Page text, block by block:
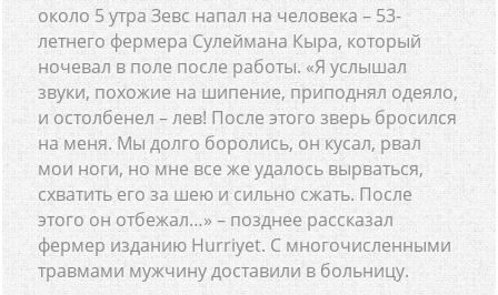
около 5 утра Зевс напал на человека – 53-
летнего фермера Сулеймана Кыра, который
ночевал в поле после работы. «Я услышал
звуки, похожие на шипение, приподнял одеяло,
и остолбенел – лев! После этого зверь бросился
на меня. Мы долго боролись, он кусал, рвал
мои ноги, но мне все же удалось вырваться,
схватить его за шею и сильно сжать. После
этого он отбежал…» – позднее рассказал
фермер изданию Hurriyet. С многочисленными
травмами мужчину доставили в больницу.